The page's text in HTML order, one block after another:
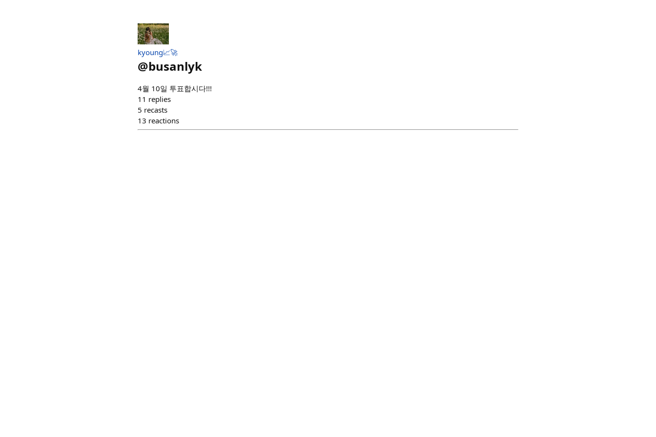
kyoung📈🚀
@busanlyk
4월 10일 투표합시다!!!
11 replies
5 recasts
13 reactions